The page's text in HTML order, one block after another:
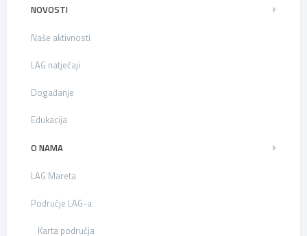
NOVOSTI
Naše aktivnosti
LAG natječaji
Događanje
Edukacija
O NAMA
LAG Mareta
Područje LAG-a
Karta područja